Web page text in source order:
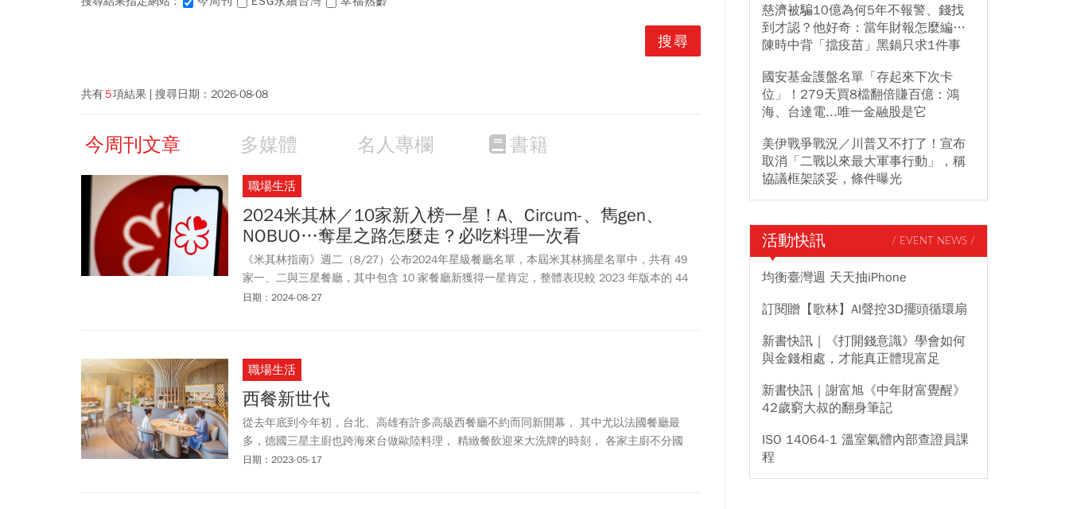
共有5項結果 搜尋日期： 2026-08-08
今周刊文章 多媒體 名人專欄 書籍
職場生活
2024米其林／10家新入榜一星！A、Circum-、雋gen、
NOBUO…奪星之路怎麼走？必吃料理一次看
《米其林指南》週二（8/27）公布2024年星級餐廳名單，本屆米其林摘星名單中，共有 49
家一、二與三星餐廳，其中包含 10 家餐廳新獲得一星肯定，整體表現較 2023 年版本的 44
間星級餐廳成長。本次新進榜有：A、Circum-、盈科、雋、L’Atelier par Yao、MINIMAL、
日期：2024-08-27
職場生活
西餐新世代
從去年底到今年初，台北、高雄有許多高級西餐廳不約而同新開幕， 其中尤以法國餐廳最
多，德國三星主廚也跨海來台做歐陸料理， 精緻餐飲迎來大洗牌的時刻， 各家主廚不分國
籍，拿出深藏多年的看家本領，以法餐技巧融入在地食材， 再創台灣西式餐飲新版圖。
日期：2023-05-17
慈濟被騙10億為何5年不報警、錢找
到才認？他好奇：當年財報怎麼編…
陳時中背「擋疫苗」黑鍋只求1件事
國安基金護盤名單「存起來下次卡
位」！279天買8檔翻倍賺百億：鴻
海、台達電...唯一金融股是它
美伊戰爭戰況／川普又不打了！宣布
取消「二戰以來最大軍事行動」，稱
協議框架談妥，條件曝光
活動快訊 / EVENT NEWS /
均衡臺灣週 天天抽iPhone
訂閱贈【歌林】AI聲控3D擺頭循環扇
新書快訊｜《打開錢意識》學會如何
與金錢相處，才能真正體現富足
新書快訊｜謝富旭《中年財富覺醒》
42歲窮大叔的翻身筆記
ISO 14064-1 溫室氣體內部查證員課
程